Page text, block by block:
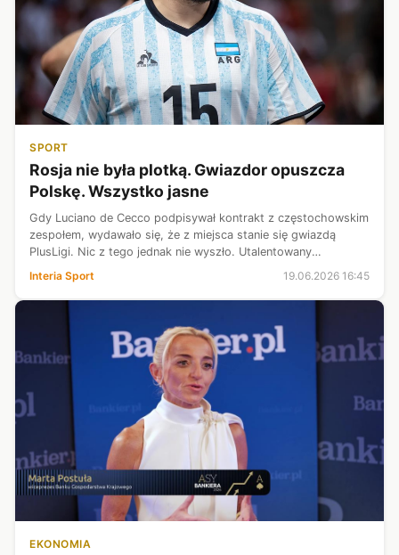
SPORT
Rosja nie była plotką. Gwiazdor opuszcza
Polskę. Wszystko jasne
Gdy Luciano de Cecco podpisywał kontrakt z częstochowskim
zespołem, wydawało się, że z miejsca stanie się gwiazdą
PlusLigi. Nic z tego jednak nie wyszło. Utalentowany
zdecydował się opuścić Polsk...
Interia Sport 19.06.2026 16:45
EKONOMIA